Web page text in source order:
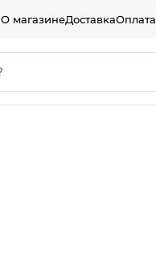
О магазинеДоставкаОплата